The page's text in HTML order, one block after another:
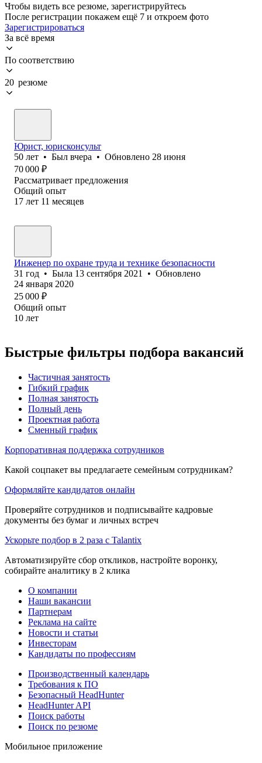
Чтобы видеть все резюме, зарегистрируйтесь
После регистрации покажем ещё 7 и откроем фото
Зарегистрироваться
За всё время
По соответствию
20 резюме
Юрист, юрисконсульт
50 лет • Был вчера • Обновлено 28 июня
70 000 ₽
Рассматривает предложения
Общий опыт
17 лет 11 месяцев
Инженер по охране труда и технике безопасности
31 год • Была 13 сентября 2021 • Обновлено
24 января 2020
25 000 ₽
Общий опыт
10 лет
Быстрые фильтры подбора вакансий
Частичная занятость
Гибкий график
Полная занятость
Полный день
Проектная работа
Сменный график
Корпоративная поддержка сотрудников
Какой соцпакет вы предлагаете семейным сотрудникам?
Оформляйте кандидатов онлайн
Проверяйте сотрудников и подписывайте кадровые
документы без бумаг и личных встреч
Ускорьте подбор в 2 раза с Talantix
Автоматизируйте сбор откликов, настройте воронку,
собирайте аналитику в 2 клика
О компании
Наши вакансии
Партнерам
Реклама на сайте
Новости и статьи
Инвесторам
Кандидаты по профессиям
Производственный календарь
Требования к ПО
Безопасный HeadHunter
HeadHunter API
Поиск работы
Поиск по резюме
Мобильное приложение